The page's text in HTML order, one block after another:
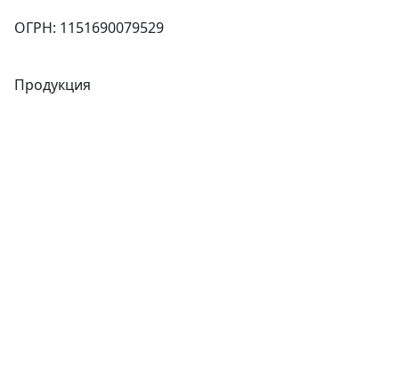
ОГРН: 1151690079529
Продукция